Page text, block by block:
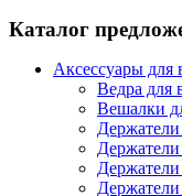
Каталог
Аксессуары для
Ведра для
Вешалки
Держатели
Держатели